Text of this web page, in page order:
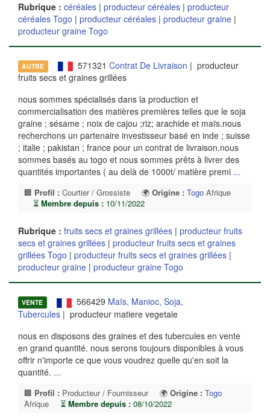
Rubrique : céréales | producteur céréales | producteur
céréales Togo | producteur céréales | producteur graine |
producteur graine Togo
AUTRE 571321 Contrat De Livraison | producteur
fruits secs et graines grillées
nous sommes spécialisés dans la production et
commercialisation des matières premières telles que le soja
graine ; sésame ; noix de cajou ;riz; arachide et maïs.nous
recherchons un partenaire investisseur basé en inde ; suisse
; italie ; pakistan ; france pour un contrat de livraison.nous
sommes basés au togo et nous sommes prêts à livrer des
quantités importantes ( au delà de 1000t/ matière premi ...
🏢 Profil : Courtier / Grossiste 🌍 Origine : Togo Afrique
⏳ Membre depuis : 10/11/2022
Rubrique : fruits secs et graines grillées | producteur fruits
secs et graines grillées | producteur fruits secs et graines
grillées Togo | producteur fruits secs et graines grillées |
producteur graine | producteur graine Togo
VENTE 566429 Maïs, Manioc, Soja,
Tubercules | producteur matiere vegetale
nous en disposons des graines et des tubercules en vente
en grand quantité. nous serons toujours disponibles à vous
offrir n'importe ce que vous voudrez quelle qu'en soit la
quantité. ...
🏢 Profil : Producteur / Fournisseur 🌍 Origine : Togo
Afrique
⏳ Membre depuis : 08/10/2022